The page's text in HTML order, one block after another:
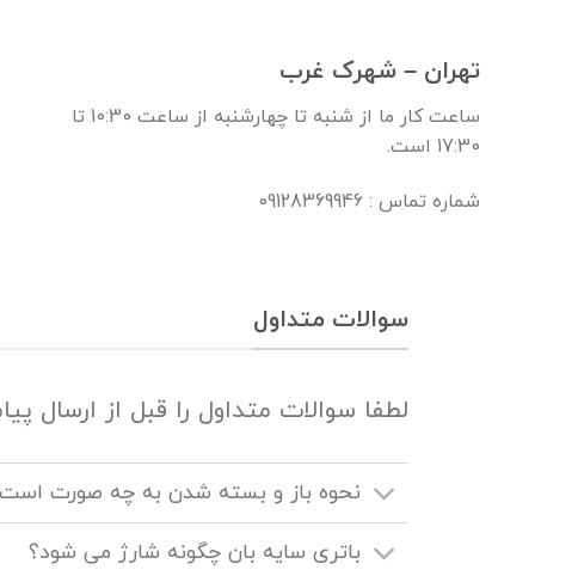
تهران – شهرک غرب
ساعت کار ما از شنبه تا چهارشنبه از ساعت 10:30 تا
17:30 است.
شماره تماس : 09128369946
سوالات متداول
لطفا سوالات متداول را قبل از ارسال
نحوه باز و بسته شدن به چه صورت
باتری سایه بان چگونه شارژ می شود؟